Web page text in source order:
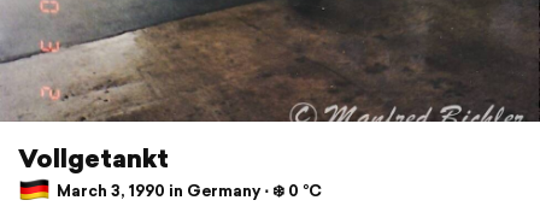
Vollgetankt
March 3, 1990 in Germany ⋅ ❄️ 0 °C